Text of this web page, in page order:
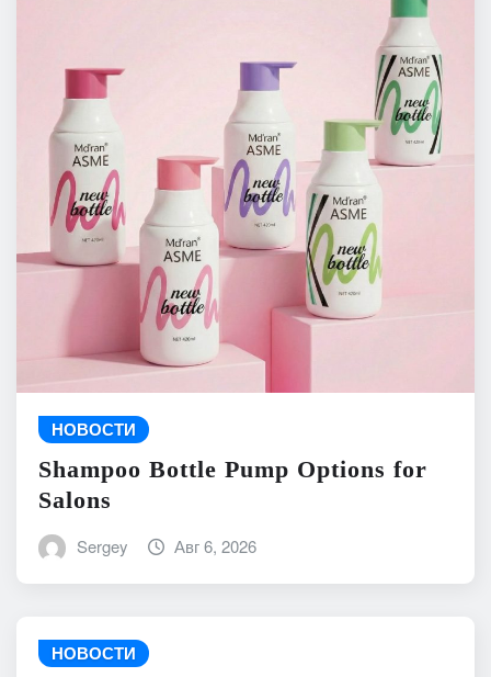
НОВОСТИ
Shampoo Bottle Pump Options for
Salons
Sergey Авг 6, 2026
НОВОСТИ